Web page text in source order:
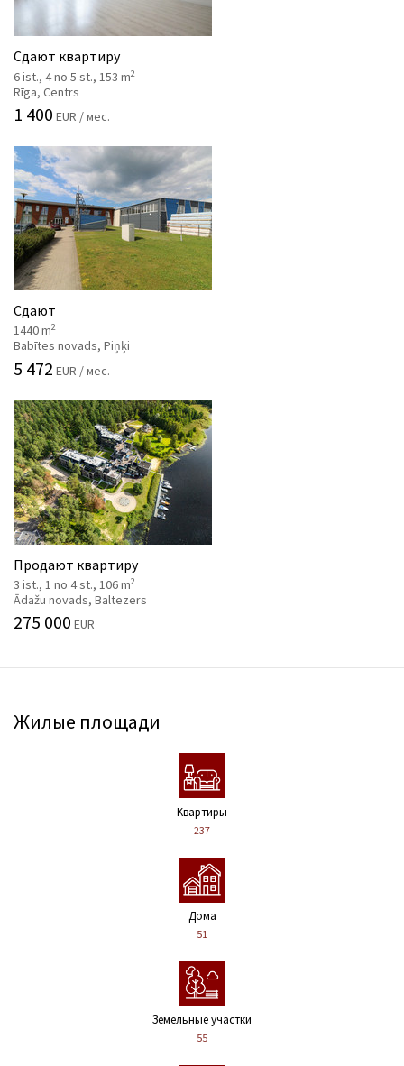
Сдают квартиру
6 ist., 4 no 5 st., 153 m2
Rīga, Centrs
1 400 EUR / мес.
Сдают
1440 m2
Babītes novads, Piņķi
5 472 EUR / мес.
Продают квартиру
3 ist., 1 no 4 st., 106 m2
Ādažu novads, Baltezers
275 000 EUR
Жилые площади
Kвартиры
237
Дома
51
Земельные участки
55